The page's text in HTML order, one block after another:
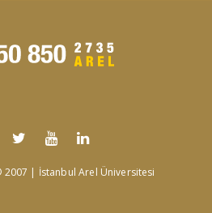
2007 | İstanbul Arel Üniversitesi